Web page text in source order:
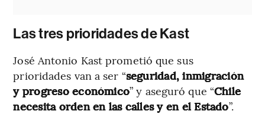
Las tres prioridades de Kast
José Antonio Kast prometió que sus
prioridades van a ser “seguridad, inmigración
y progreso económico” y aseguró que “Chile
necesita orden en las calles y en el Estado”.